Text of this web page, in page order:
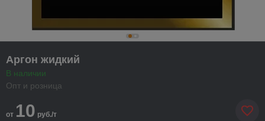
Аргон жидкий
В наличии
Опт и розница
от 10 руб./т